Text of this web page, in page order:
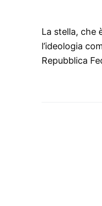
La stella, che
l’ideologia
Repubblica